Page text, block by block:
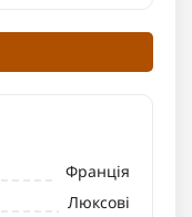
Франція
Люксові